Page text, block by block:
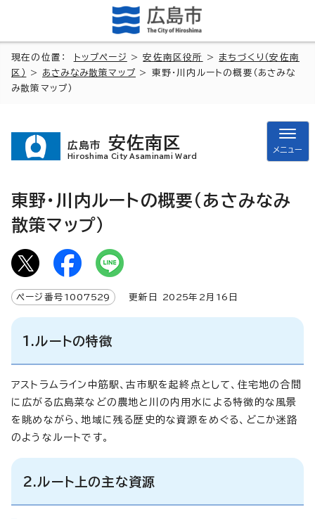
現在の位置： トップページ >安佐南区役所 > まちづくり（安佐南
区）
> あさみなみ散策マップ > 東野・川内ルートの概要（あさみな
み散策マップ）
広島市 安佐南区
Hiroshima City Asaminami Ward
メニュー
東野・川内ルートの概要（あさみなみ
散策マップ）
ページ番号 1007529 更新日 2025年2月 16 日
1.ルートの特徴
アストラムライン中筋駅、古市駅を起終点として、住宅地の合間
に広がる広島菜などの農地と川の内用水による特徴的な風景
を眺めながら、地域に残る歴史的な資源をめぐる、どこか迷路
のようなルートです。
2.ルート上の主な資源